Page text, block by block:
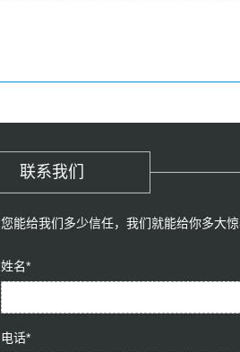
联系我们
您能给我们多少信任，我们就能给你多大
姓名*
电话*